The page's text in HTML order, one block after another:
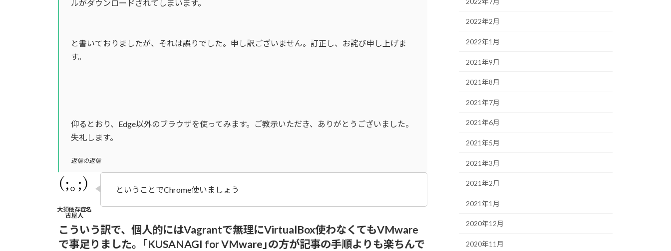
ルがダウンロードされてしまいます。
と書いておりましたが、それは誤りでした。申し訳ございません。訂正し、お詫び申し上げま
す。
仰るとおり、Edge以外のブラウザを使ってみます。ご教示いただき、ありがとうございました。
失礼します。
返信の返信
ということでChrome使いましょう
こういう訳で、個人的にはVagrantで無理にVirtualBox使わなくてもVMware
で事足りました。｢KUSANAGI for VMware｣の方が記事の手順よりも楽ちんで
2022年2月
2022年1月
2021年9月
2021年8月
2021年7月
2021年6月
2021年5月
2021年3月
2021年2月
2021年1月
2020年12月
2020年11月